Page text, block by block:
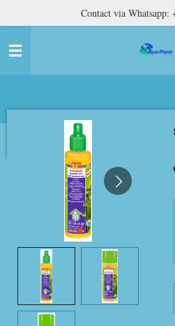
naar
hoofdinhoud
Contact via Whatsapp: